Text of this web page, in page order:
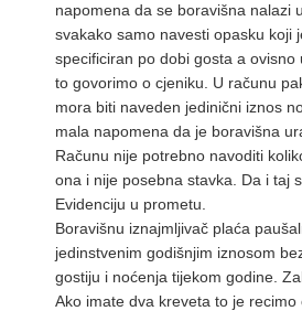
napomena da se boravišna nalazi
svakako samo navesti opasku koji
specificiran po dobi gosta a ovisno
to govorimo o cjeniku. U računu
mora biti naveden jedinični iznos
mala napomena da je boravišna
Računu nije potrebno navoditi
ona i nije posebna stavka. Da i taj
Evidenciju u prometu.
Boravišnu iznajmljivač plaća
jedinstvenim godišnjim iznosom
gostiju i noćenja tijekom godine.
Ako imate dva kreveta to je